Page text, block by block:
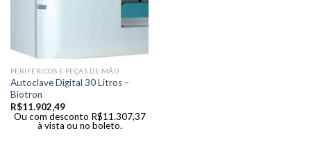
PERIFÉRICOS E PEÇAS DE MÃO
Autoclave Digital 30 Litros –
Biotron
R$11.902,49
Ou com desconto R$11.307,37
à vista ou no boleto.